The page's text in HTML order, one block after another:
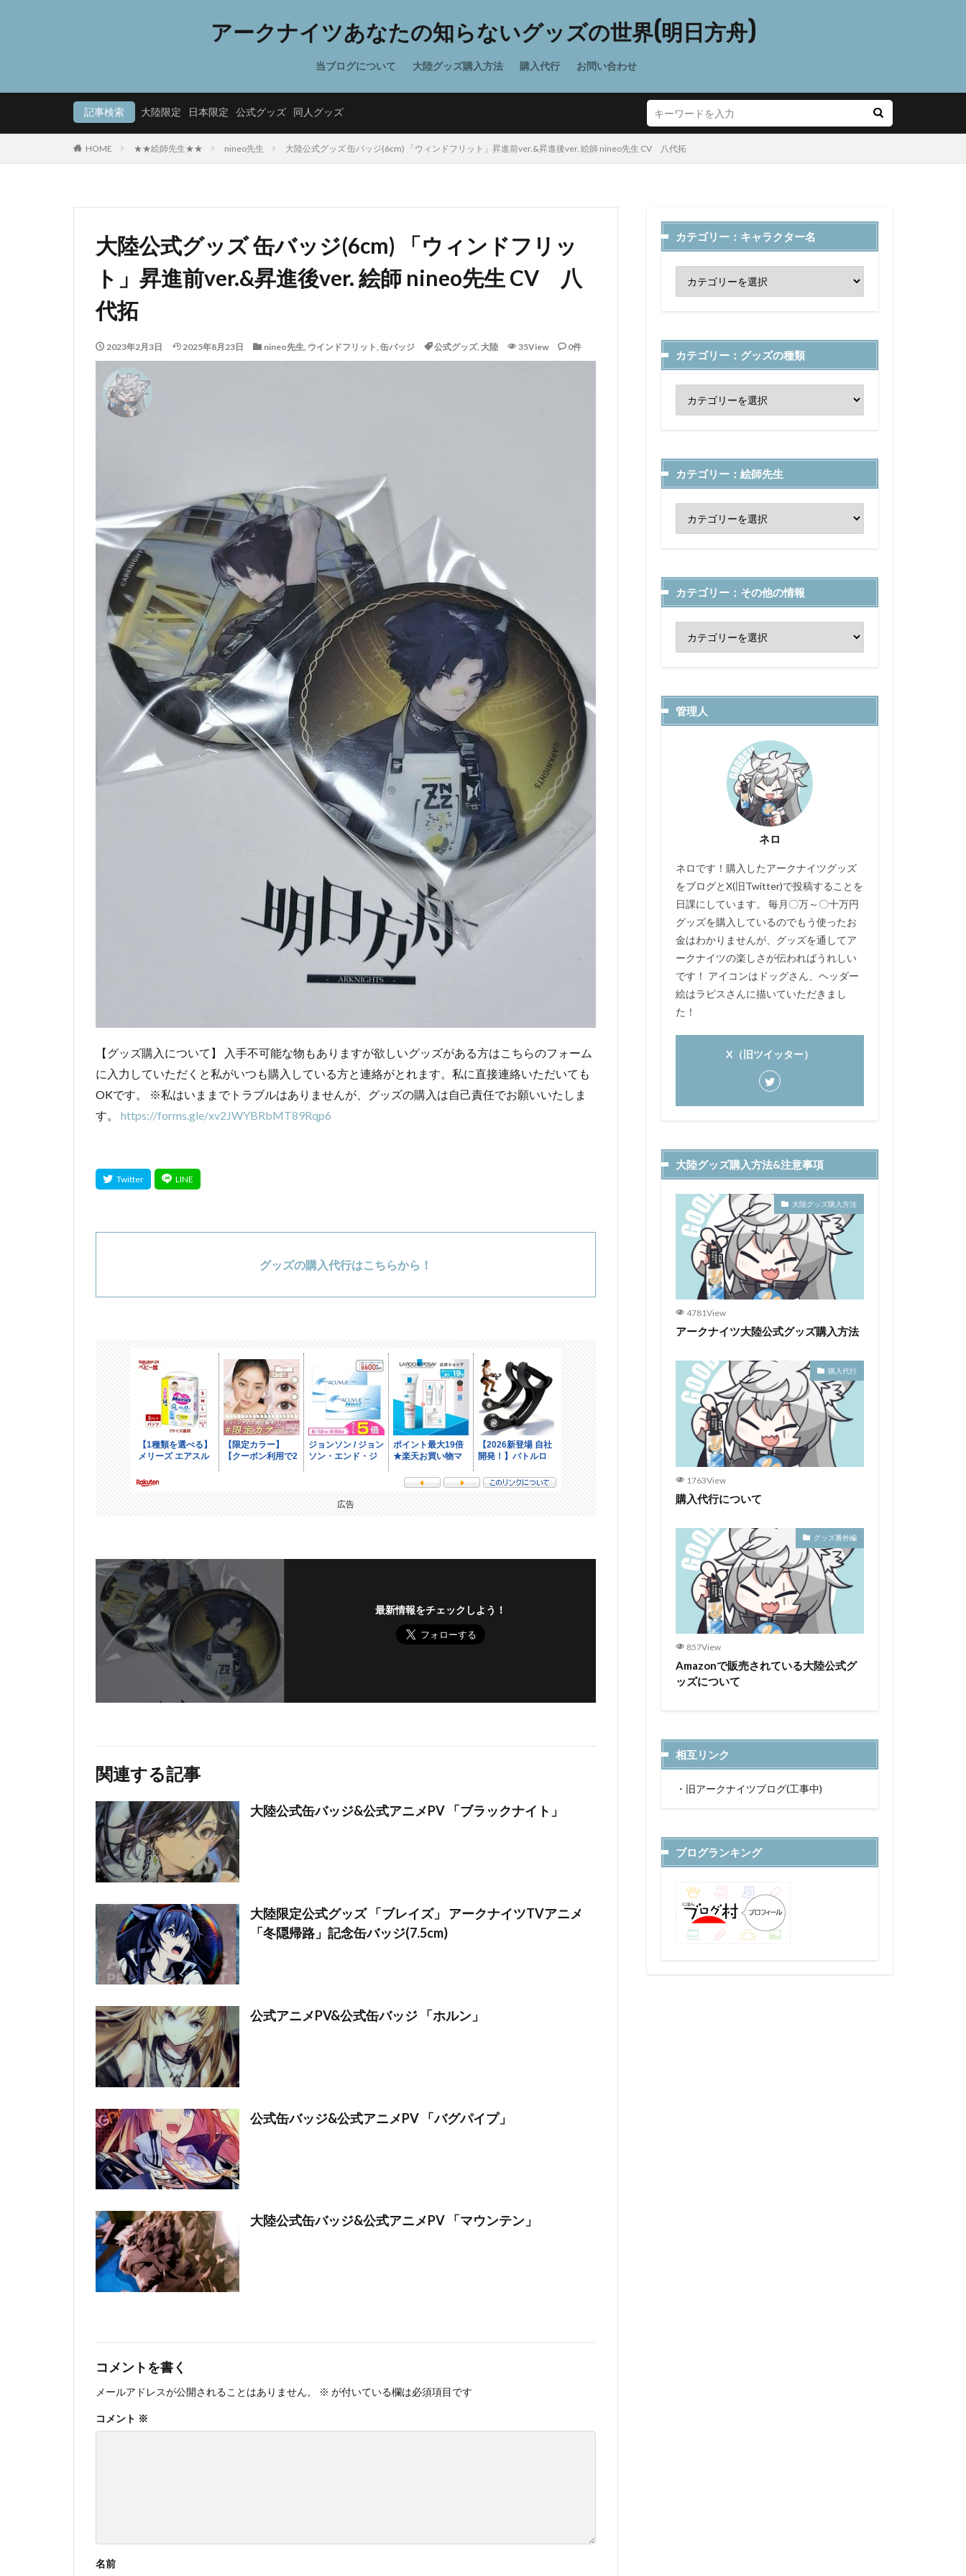
アークナイツあなたの知らないグッズの世界(明日方舟)
当ブログについて 大陸グッズ購入方法 購入代行 お問い合わせ
記事検索 大陸限定 日本限定 公式グッズ 同人グッズ
HOME ★★絵師先生★★ nineo先生 大陸公式グッズ 缶バッジ(6cm) 「ウィンドフリット」昇進前ver.&昇進後ver. 絵師 nineo先生 CV 八代拓
大陸公式グッズ 缶バッジ(6cm) 「ウィンドフリッ
ト」昇進前ver.&昇進後ver. 絵師 nineo先生 CV 八
代拓
2023年2月3日 2025年8月23日 nineo先生, ウインドフリット, 缶バッジ 公式グッズ, 大陸 35View 0件
【グッズ購入について】 入手不可能な物もありますが欲しいグッズがある方はこちらのフォーム
に入力していただくと私がいつも購入している方と連絡がとれます。私に直接連絡いただいても
OKです。 ※私はいままでトラブルはありませんが、グッズの購入は自己責任でお願いいたしま
す。 https://forms.gle/xv2JWYBRbMT89Rqp6
グッズの購入代行はこちらから！
広告
最新情報をチェックしよう！
関連する記事
大陸公式缶バッジ&公式アニメPV 「ブラックナイト」
大陸限定公式グッズ 「ブレイズ」 アークナイツTVアニメ
「冬隠帰路」記念缶バッジ(7.5cm)
公式アニメPV&公式缶バッジ 「ホルン」
公式缶バッジ&公式アニメPV 「バグパイプ」
大陸公式缶バッジ&公式アニメPV 「マウンテン」
コメントを書く
メールアドレスが公開されることはありません。 ※ が付いている欄は必須項目です
コメント ※
名前
カテゴリー：キャラクター名
カテゴリー：グッズの種類
カテゴリー：絵師先生
カテゴリー：その他の情報
管理人
ネロ
ネロです！購入したアークナイツグッズ
をブログとX(旧Twitter)で投稿することを
日課にしています。 毎月〇万～〇十万円
グッズを購入しているのでもう使ったお
金はわかりませんが、グッズを通してア
ークナイツの楽しさが伝わればうれしい
です！ アイコンはドッグさん、ヘッダー
絵はラピスさんに描いていただきまし
た！
X（旧ツイッター）
大陸グッズ購入方法&注意事項
大陸グッズ購入方法
4781View
アークナイツ大陸公式グッズ購入方法
購入代行
1763View
購入代行について
グッズ番外編
857View
Amazonで販売されている大陸公式グ
ッズについて
相互リンク
・ 旧アークナイツブログ(工事中)
ブログランキング